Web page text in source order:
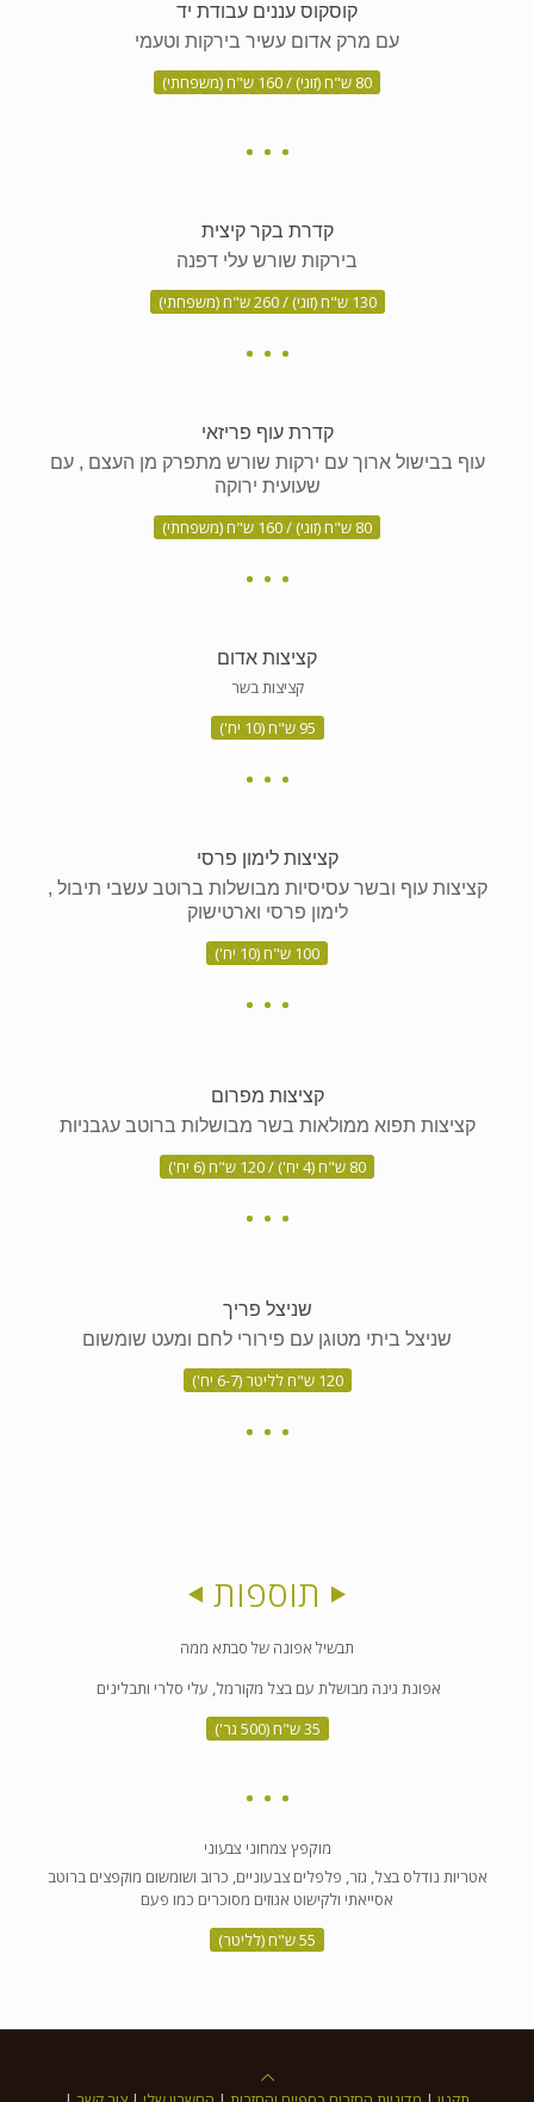
קוסקוס עננים עבודת יד
עם מרק אדום עשיר בירקות וטעמי
80 ש"ח (זוגי) / 160 ש"ח (משפחתי)
קדרת בקר קיצית
בירקות שורש עלי דפנה
130 ש"ח (זוגי) / 260 ש"ח (משפחתי)
קדרת עוף פריזאי
עוף בבישול ארוך עם ירקות שורש מתפרק מן העצם , עם
שעועית ירוקה
80 ש"ח (זוגי) / 160 ש"ח (משפחתי)
קציצות אדום
קציצות בשר
95 ש"ח (10 יח')
קציצות לימון פרסי
קציצות עוף ובשר עסיסיות מבושלות ברוטב עשבי תיבול ,
לימון פרסי וארטישוק
100 ש"ח (10 יח')
קציצות מפרום
קציצות תפוא ממולאות בשר מבושלות ברוטב עגבניות
80 ש"ח (4 יח') / 120 ש"ח (6 יח')
שניצל פריך
שניצל ביתי מטוגן עם פירורי לחם ומעט שומשום
120 ש"ח לליטר (6-7 יח')
תוספות
תבשיל אפונה של סבתא ממה
אפונת גינה מבושלת עם בצל מקורמל, עלי סלרי ותבלינים
35 ש"ח (500 גר')
מוקפץ צמחוני צבעוני
אטריות נודלס בצל, גזר, פלפלים צבעוניים, כרוב ושומשום מוקפצים ברוטב
אסייאתי ולקישוט אגוזים מסוכרים כמו פעם
55 ש"ח (לליטר)